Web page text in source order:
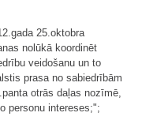
25.oktobra
nolūkā koordinēt
veidošanu un to
prasa no sabiedrībām
otrās daļas nozīmē,
personu intereses;";